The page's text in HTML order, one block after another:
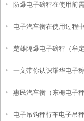
防爆电子磅秤在使用前
准备工作？
电子汽车衡在使用过程
些细节？
楚雄隔爆电子磅秤（牟
称）武定隔爆电子桌称
秤维修
一文带你认识耀华电子
品参数
惠民汽车衡（东栅电子
秤）油车港便携式地磅
电子吊钩秤行车电子吊